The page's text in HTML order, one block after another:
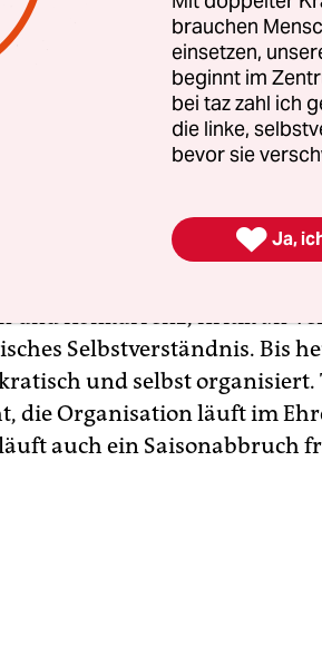
fragen müssen: Wollt ihr
Organisationsform ist
Weil man ihn fragt.
gegründete Bunte Liga
die Wilden oder
freie Ligen ohne Verband,
und Konkurrenz, Kritik an
Selbstverständnis. Bis
und selbst
die Organisation läuft im
auch ein Saisonabbruch
brauchen
einsetzen,
beginnt im
bei taz zahl ich
die linke,
bevor sie
 Ja,